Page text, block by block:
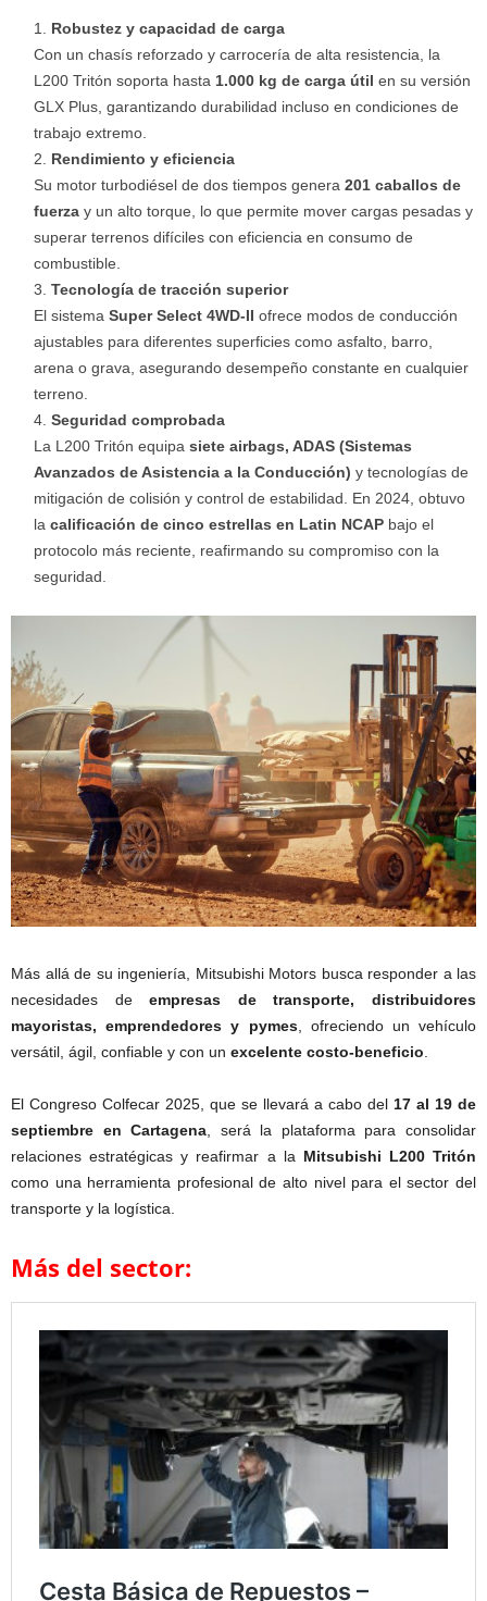
Robustez y capacidad de carga
Con un chasís reforzado y carrocería de alta resistencia, la
L200 Tritón soporta hasta 1.000 kg de carga útil en su versión
GLX Plus, garantizando durabilidad incluso en condiciones de
trabajo extremo.
Rendimiento y eficiencia
Su motor turbodiésel de dos tiempos genera 201 caballos de
fuerza y un alto torque, lo que permite mover cargas pesadas y
superar terrenos difíciles con eficiencia en consumo de
combustible.
Tecnología de tracción superior
El sistema Super Select 4WD-II ofrece modos de conducción
ajustables para diferentes superficies como asfalto, barro,
arena o grava, asegurando desempeño constante en cualquier
terreno.
Seguridad comprobada
La L200 Tritón equipa siete airbags, ADAS (Sistemas
Avanzados de Asistencia a la Conducción) y tecnologías de
mitigación de colisión y control de estabilidad. En 2024, obtuvo
la calificación de cinco estrellas en Latin NCAP bajo el
protocolo más reciente, reafirmando su compromiso con la
seguridad.
Más allá de su ingeniería, Mitsubishi Motors busca responder a las
necesidades deempresas de transporte, distribuidores
mayoristas, emprendedores y pymes, ofreciendo un vehículo
versátil, ágil, confiable y con un excelente costo-beneficio
El Congreso Colfecar 2025, que se llevará a cabo del 17 al 19 de
septiembre en Cartagena , será la plataforma para consolidar
relaciones estratégicas y reafirmar a la Mitsubishi L200 Tritón
como una herramienta profesional de alto nivel para el sector del
transporte y la logística.
Más del sector: